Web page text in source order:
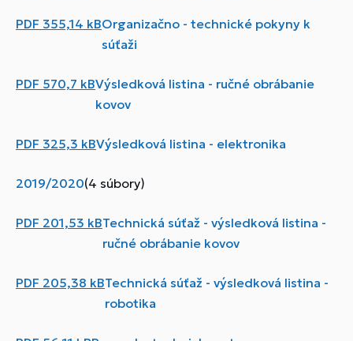
PDF 355,14 kBOrganizačno - technické pokyny k
súťaži
PDF 570,7 kBVýsledková listina - ručné obrábanie
kovov
PDF 325,3 kBVýsledková listina - elektronika
2019/2020(4 súbory)
PDF 201,53 kBTechnická súťaž - výsledková listina -
ručné obrábanie kovov
PDF 205,38 kBTechnická súťaž - výsledková listina -
robotika